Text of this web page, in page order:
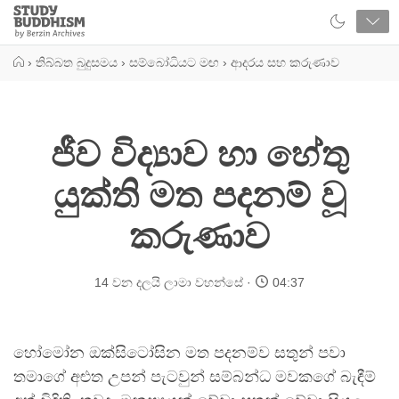
Close
Study
Buddhism
› තිබ්බත බුදුසමය › සම්බෝධියට මඟ › ආදරය සහ කරුණාව
ජීව විද්‍යාව හා හේතු
යුක්ති මත පදනම් වූ
කරුණාව
14 වන දලයි ලාමා වහන්සේ 04:37
හෝමෝන ඔක්සිටෝසින මත පදනම්ව සතුන් පවා
තමාගේ අළුත උපන් පැටවුන් සම්බන්ධ මවකගේ බැඳීම්